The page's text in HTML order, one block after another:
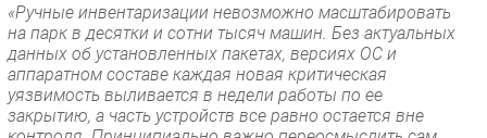
«Ручные инвентаризации невозможно масштабировать
на парк в десятки и сотни тысяч машин. Без актуальных
данных об установленных пакетах, версиях ОС и
аппаратном составе каждая новая критическая
уязвимость выливается в недели работы по ее
закрытию, а часть устройств все равно остается вне